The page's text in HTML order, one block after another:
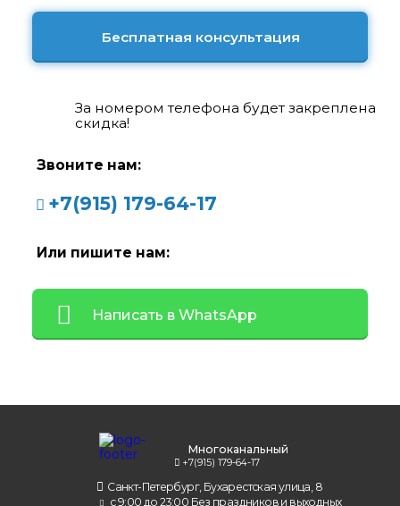
Бесплатная консультация
За номером телефона будет закреплена
скидка!
Звоните нам:
+7(915) 179-64-17
Или пишите нам:
Написать в WhatsApp
Санкт-Петербург, Бухарестская улица, 8
с 9:00 до 23:00 Без праздников и выходных
Многоканальный
+7(915) 179-64-17